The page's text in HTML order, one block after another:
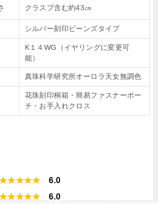
クラスプ含む約43㎝
シルバー刻印ビーンズタイプ
K１４WG（イヤリングに変更可
能）
真珠科学研究所オーロラ天女無調色
花珠刻印桐箱・簡易ファスナーポー
チ・お手入れクロス
6.0
6.0